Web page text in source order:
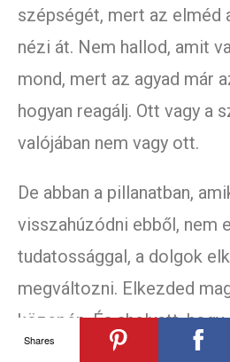
szépségét, mert az elméd
nézi át. Nem hallod, amit
mond, mert az agyad már
hogyan reagálj. Ott vagy a
valójában nem vagy ott.
De abban a pillanatban,
visszahúzódni ebből, nem
tudatossággal, a dolgok
megváltozni. Elkezded
közepén. És ahelyett,
fellélegzel. Emlékezteted
Shares